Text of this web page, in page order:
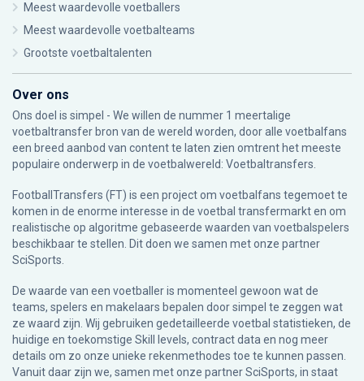
Meest waardevolle voetballers
Meest waardevolle voetbalteams
Grootste voetbaltalenten
Over ons
Ons doel is simpel - We willen de nummer 1 meertalige
voetbaltransfer bron van de wereld worden, door alle voetbalfans
een breed aanbod van content te laten zien omtrent het meeste
populaire onderwerp in de voetbalwereld: Voetbaltransfers.
FootballTransfers (FT) is een project om voetbalfans tegemoet te
komen in de enorme interesse in de voetbal transfermarkt en om
realistische op algoritme gebaseerde waarden van voetbalspelers
beschikbaar te stellen. Dit doen we samen met onze partner
SciSports
De waarde van een voetballer is momenteel gewoon wat de
teams, spelers en makelaars bepalen door simpel te zeggen wat
ze waard zijn. Wij gebruiken gedetailleerde voetbal statistieken, de
huidige en toekomstige Skill levels, contract data en nog meer
details om zo onze unieke rekenmethodes toe te kunnen passen.
Vanuit daar zijn we, samen met onze partner SciSports, in staat